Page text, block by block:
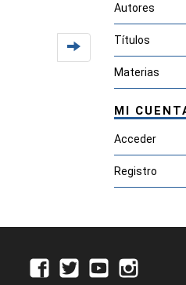
Autores
Títulos
Materias
MI
Acceder
Registro